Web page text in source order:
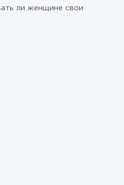
ли женщине свои